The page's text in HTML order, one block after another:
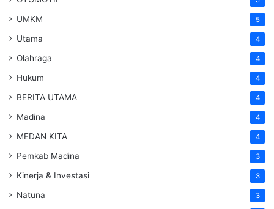
UMKM 5
Utama 4
Olahraga 4
Hukum 4
BERITA UTAMA 4
Madina 4
MEDAN KITA 4
Pemkab Madina 3
Kinerja & Investasi 3
Natuna 3